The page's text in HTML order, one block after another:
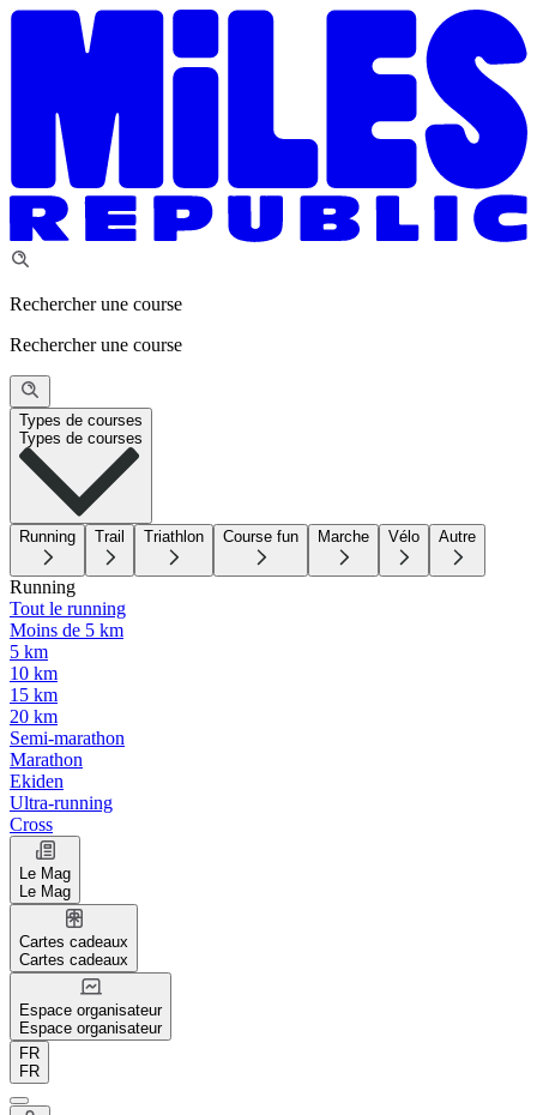
Rechercher une course
Rechercher une course
Types de courses
Types de courses
Running Trail Triathlon Course fun Marche Vélo Autre
Running
Tout le running
Moins de 5 km
5 km
10 km
15 km
20 km
Semi-marathon
Marathon
Ekiden
Ultra-running
Cross
Le Mag
Le Mag
Cartes cadeaux
Cartes cadeaux
Espace organisateur
Espace organisateur
FR
FR